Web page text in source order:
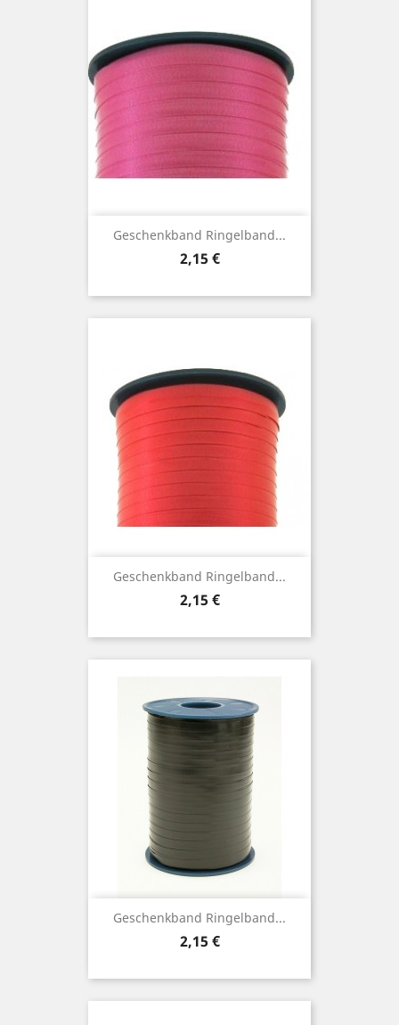
Geschenkband Ringelband...
Preis
2,15 €
Geschenkband Ringelband...
Preis
2,15 €
Geschenkband Ringelband...
Preis
2,15 €